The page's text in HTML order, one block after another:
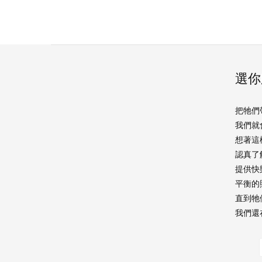
選
把牠們
我們就
想著這
認真了
提供快
平衡的
直到牠
我們還